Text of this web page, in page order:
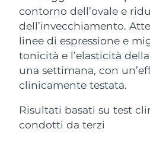
contorno dell’ovale e
dell’invecchiamento.
linee di espressione e
tonicità e l’elasticità
una settimana, con
clinicamente testata.
Risultati basati su test
condotti da terzi
For healthy hair
18% PAP
Cosmetici
Vedi tutto
Israele
Italia
Giappone
Kazakistan